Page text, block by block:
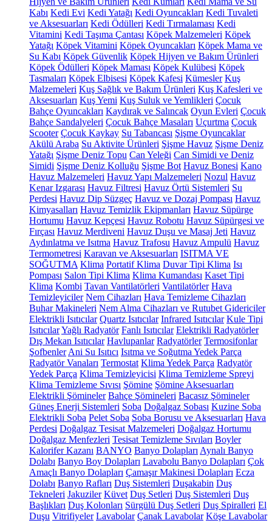
Kabı Kedi Evi Kedi Yatağı Kedi Oyuncakları Kedi Tuvaleti
ve Aksesuarları Kedi Ödülleri Kedi Tırmalaması Kedi
Vitamini Kedi Taşıma Çantası Köpek Malzemeleri Köpek
Yatağı Köpek Vitamini Köpek Oyuncakları Köpek Mama ve
Su Kabı Köpek Güvenlik Köpek Hijyen ve Bakım Ürünleri
Köpek Ödülleri Köpek Maması Köpek Kulübesi Köpek
Tasmaları Köpek Elbisesi Köpek Kafesi Kümesler Kuş
Malzemeleri Kuş Sağlık ve Bakım Ürünleri Kuş Kafesleri ve
Aksesuarları Kuş Yemi Kuş Suluk ve Yemlikleri Çocuk
Bahçe Oyuncakları Kaydırak ve Salıncak Oyun Evleri Çocuk
Bahçe Sandalyeleri Çocuk Bahçe Masaları Uçurtma Çocuk
Scooter Çocuk Kaykay Su Tabancası Şişme Oyuncaklar
Akülü Araba Su Aktivite Ürünleri Şişme Havuz Şişme Deniz
Yatağı Şişme Deniz Topu Can Yeleği Can Simidi ve Deniz
Simidi Şişme Deniz Kolluğu Şişme Bot Havuz Bonesi Kano
Havuz Malzemeleri Havuz Yapı Malzemeleri Nozul Havuz
Kenar Izgarası Havuz Filtresi Havuz Örtü Sistemleri Su
Perdesi Havuz Dip Süzgeç Havuz ve Dozaj Pompası Havuz
Kimyasalları Havuz Temizlik Ekipmanları Havuz Süpürge
Hortumu Havuz Kepçesi Havuz Robotu Havuz Süpürgesi ve
Fırçası Havuz Merdiveni Havuz Duşu ve Masaj Jeti Havuz
Aydınlatma ve Isıtma Havuz Trafosu Havuz Ampulü Havuz
Termometresi Karavan ve Aksesuarları ISITMA VE
SOĞUTMA Klima Portatif Klima Duvar Tipi Klima Isı
Pompası Salon Tipi Klima Klima Kumandası Kaset Tipi
Klima Kombi Tavan Vantilatörleri Vantilatörler Hava
Temizleyiciler Nem Cihazları Hava Temizleme Cihazları
Buhar Makineleri Nem Alma Cihazları ve Rutubet Gidericiler
Elektrikli Isıtıcılar Quartz Isıtıcılar Infrared Isıtıcılar Kule Tipi
IsıtıcılarYağlı Radyatör Fanlı Isıtıcılar Elektrikli Radyatörler
Dış Mekan Isıtıcılar Havlupanlar Radyatörler Termosifonlar
Şofbenler Ani Su Isıtıcı Isıtma ve Soğutma Yedek Parça
Radyatör Vanaları Termostat Klima Yedek Parça Radyatör
Yedek Parça Klima Temizleyicisi Klima Temizleme Spreyi
Klima Temizleme Sıvısı Şömine Şömine Aksesuarları
Elektrikli Şömineler Bahçe Şömineleri Bacasız Şömineler
Güneş Enerji Sistemleri Soba Doğalgaz Sobası Kuzine Soba
Elektrikli Soba Pelet Soba Soba Borusu ve Aksesuarları Hava
Perdesi Doğalgaz Tesisat Malzemeleri Doğalgaz Hortumu
Doğalgaz Menfezleri Tesisat Temizleme Sıvıları Boyler
Kalorifer Kazanı BANYO Banyo Dolapları Aynalı Banyo
Dolabı Banyo Boy Dolapları Lavabolu Banyo Dolapları Çok
Amaçlı Banyo Dolapları Çamaşır Makinesi Dolapları Ecza
Dolabı Banyo Rafları Duş Sistemleri Duşakabin Duş
Tekneleri Jakuziler Küvet Duş Setleri Duş Sistemleri Duş
Başlıkları Duş Kolonları Sürgülü Duş Setleri Duş Spiralleri El
Duşu Vitrifiyeler Lavabolar Çanak Lavabolar Köşe Lavabolar